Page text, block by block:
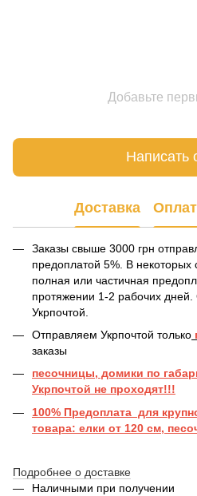
Добавьте
Написать
Доставка
Заказы свыше 3000 грн
предоплатой 5%. В некоторых
полная или частичная
протяжении 1-2 рабочих
Укрпочтой.
Отправляем Укрпочтой только
заказы
песочницы, домики по
Укрпочтой не проходят!!!
100% Предоплата для
товара: елки от 120 см,
Подробнее о доставке
Наличными при получении